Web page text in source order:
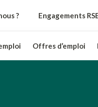
? Engagements
Offres d’emploi